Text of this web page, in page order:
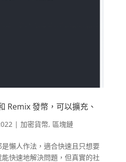
Remix 發幣，可以擴充、
| 加密貨幣, 區塊鏈
懶人作法，適合快速且只想要
快速地解決問題，但真實的社